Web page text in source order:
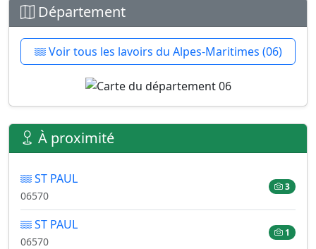
Département
Voir tous les lavoirs du Alpes-Maritimes (06)
À proximité
ST PAUL
06570
3
ST PAUL
06570
1